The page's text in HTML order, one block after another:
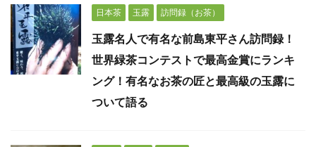
日本茶 玉露 訪問録（お茶）
玉露名人で有名な前島東平さん訪問録！
世界緑茶コンテストで最高金賞にランキ
ング！有名なお茶の匠と最高級の玉露に
ついて語る